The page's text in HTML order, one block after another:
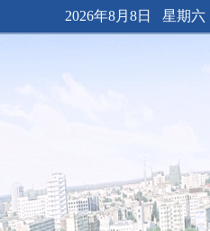
2026年8月8日 星期六